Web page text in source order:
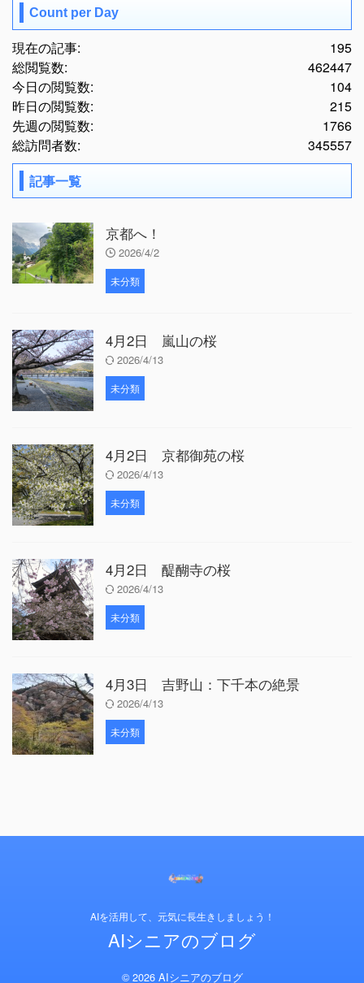
Count per Day
195
現在の記事:
462447
総閲覧数:
104
今日の閲覧数:
215
昨日の閲覧数:
1766
先週の閲覧数:
345557
総訪問者数:
記事一覧
京都へ！
2026/4/2
未分類
4月2日 嵐山の桜
2026/4/13
未分類
4月2日 京都御苑の桜
2026/4/13
未分類
4月2日 醍醐寺の桜
2026/4/13
未分類
4月3日 吉野山：下千本の絶景
2026/4/13
未分類
AIを活用して、元気に長生きしましょう！
AIシニアのブログ
© 2026 AIシニアのブログ